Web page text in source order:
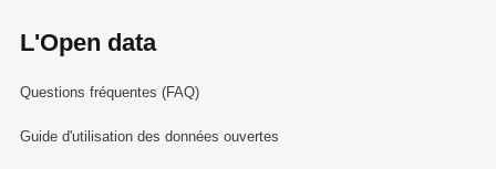
L'Open data
Questions fréquentes (FAQ)
Guide d'utilisation des données ouvertes